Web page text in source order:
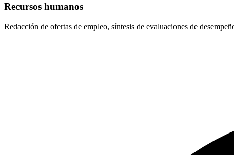
Recursos humanos
Redacción de ofertas de empleo, síntesis de evaluaciones de